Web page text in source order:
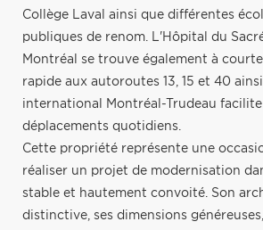
Collège Laval ainsi que différentes
publiques de renom. L'Hôpital du
Montréal se trouve également à
rapide aux autoroutes 13, 15 et 40
international Montréal-Trudeau
déplacements quotidiens.
Cette propriété représente une
réaliser un projet de modernisation
stable et hautement convoité. Son
distinctive, ses dimensions